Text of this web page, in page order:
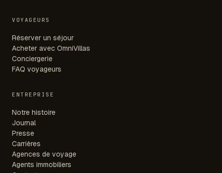
VOYAGEURS
Réserver un séjour
Acheter avec OmniVillas
Conciergerie
FAQ voyageurs
ENTREPRISE
Notre histoire
Journal
Presse
Carrières
Agences de voyage
Agents immobiliers